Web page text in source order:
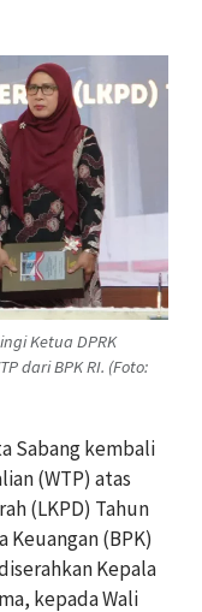
Ketua DPRK
dari BPK RI. (Foto:
Sabang kembali
(WTP) atas
(LKPD) Tahun
Keuangan (BPK)
Kepala
kepada Wali